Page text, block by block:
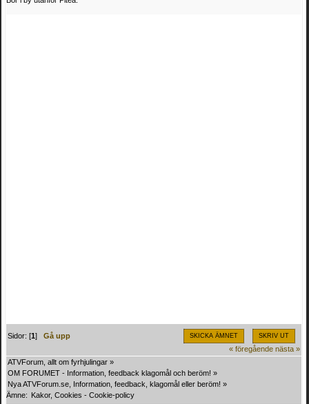
SKICKA ÄMNET SKRIV UT
Sidor: [1]Gå upp
« föregående nästa »
ATVForum, allt om fyrhjulingar »
OM FORUMET - Information, feedback klagomål och beröm! »
Nya ATVForum.se, Information, feedback, klagomål eller beröm! »
Ämne: Kakor, Cookies - Cookie-policy